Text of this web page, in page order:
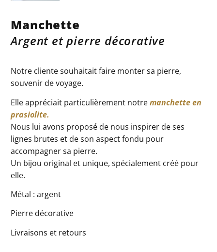
Manchette
Argent et pierre décorative
Notre cliente souhaitait faire monter sa pierre,
souvenir de voyage.
Elle appréciait particulièrement notremanchette en
prasiolite.
Nous lui avons proposé de nous inspirer de ses
lignes brutes et de son aspect fondu pour
accompagner sa pierre.
Un bijou original et unique, spécialement créé pour
elle.
Métal : argent
Pierre décorative
Livraisons et retours